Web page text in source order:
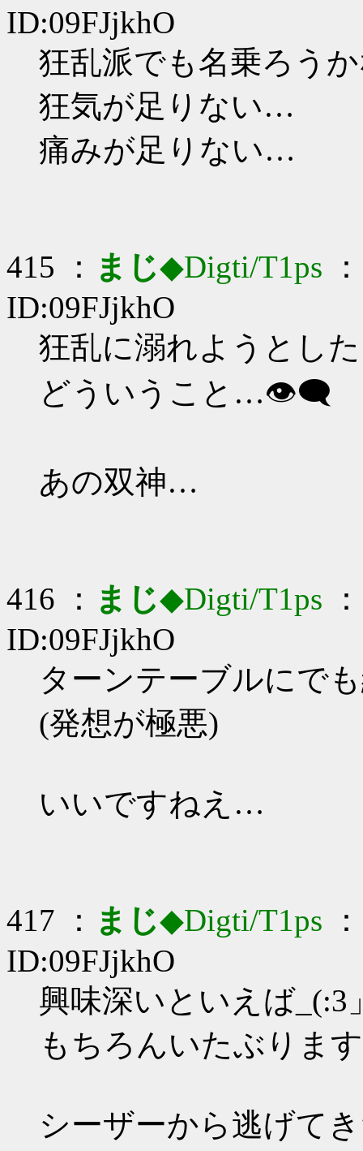
ID:09FJjkhO
狂乱派でも名乗ろう
狂気が足りない…
痛みが足りない…
415 ： まじ◆Digti/T1ps
ID:09FJjkhO
狂乱に溺れようとし
どういうこと…👁️‍🗨️
あの双神…
416 ： まじ◆Digti/T1ps
ID:09FJjkhO
ターンテーブルにで
(発想が極悪)
いいですねえ…
417 ： まじ◆Digti/T1ps
ID:09FJjkhO
興味深いといえば_(:3
もちろんいたぶりま
シーザーから逃げて